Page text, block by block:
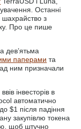
Останні
шахрайство з
Про це пише
дев’ятьма
паперами та
ним призначали
інвесторів в
автоматично
$1 після падіння
закупівлю токена
щоб штучно